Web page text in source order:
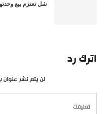
شل تعتزم بيع
اترك رد
لن يتم نشر عنوان